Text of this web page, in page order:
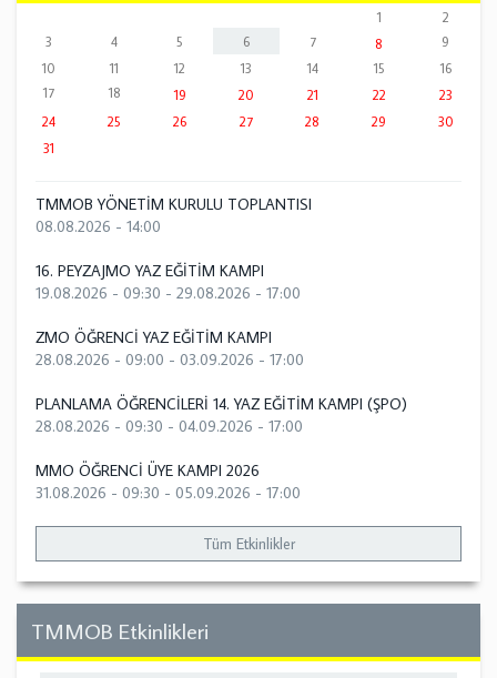
1
2
3
4 5 6 7 8
9
10
11 12 13 14 15
16
17
18 19 20 21 22
23
24
25 26 27 28 29
30
31
TMMOB YÖNETİM KURULU TOPLANTISI
08.08.2026 - 14:00
16. PEYZAJMO YAZ EĞİTİM KAMPI
19.08.2026 - 09:30 - 29.08.2026 - 17:00
ZMO ÖĞRENCİ YAZ EĞİTİM KAMPI
28.08.2026 - 09:00 - 03.09.2026 - 17:00
PLANLAMA ÖĞRENCİLERİ 14. YAZ EĞİTİM KAMPI (ŞPO)
28.08.2026 - 09:30 - 04.09.2026 - 17:00
MMO ÖĞRENCİ ÜYE KAMPI 2026
31.08.2026 - 09:30 - 05.09.2026 - 17:00
Tüm Etkinlikler
TMMOB Etkinlikleri